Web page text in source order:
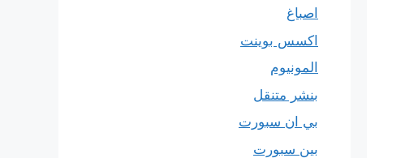
اصباغ
اكسس بوينت
المونيوم
بنشر متنقل
بي ان سبورت
بين سبورت